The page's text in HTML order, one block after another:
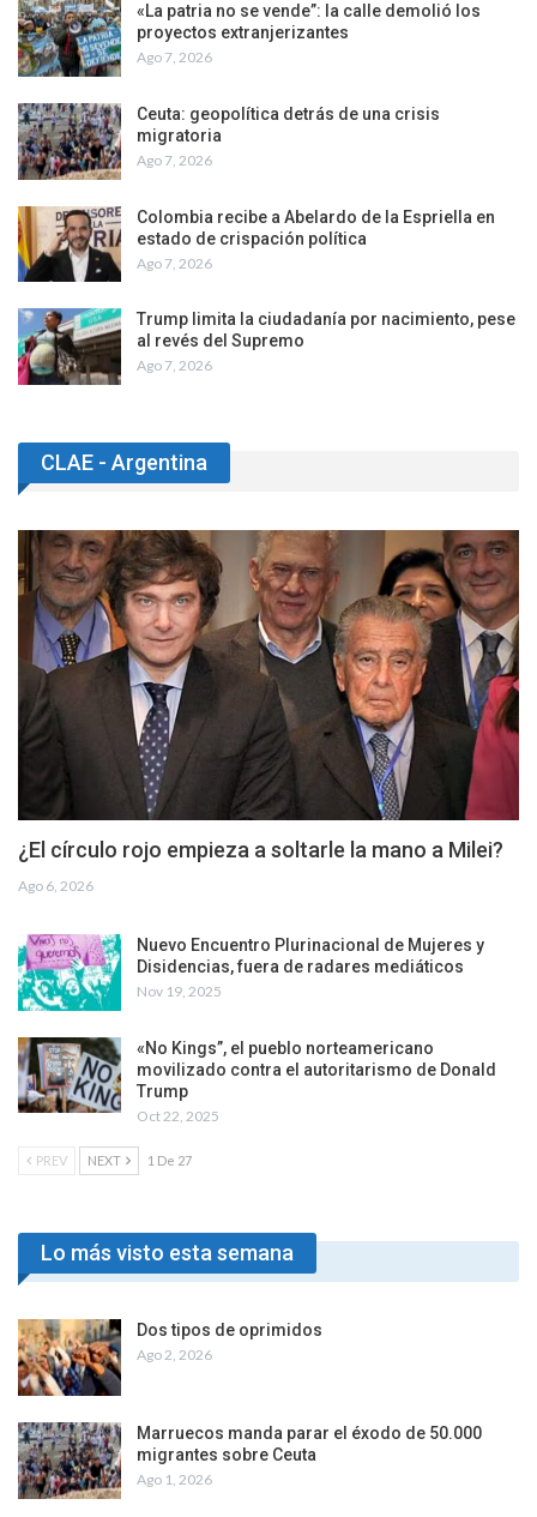
«La patria no se vende”: la calle demolió los
proyectos extranjerizantes
Ago 7, 2026
Ceuta: geopolítica detrás de una crisis
migratoria
Ago 7, 2026
Colombia recibe a Abelardo de la Espriella en
estado de crispación política
Ago 7, 2026
Trump limita la ciudadanía por nacimiento, pese
al revés del Supremo
Ago 7, 2026
CLAE - Argentina
¿El círculo rojo empieza a soltarle la mano a Milei?
Ago 6, 2026
Nuevo Encuentro Plurinacional de Mujeres y
Disidencias, fuera de radares mediáticos
Nov 19, 2025
«No Kings”, el pueblo norteamericano
movilizado contra el autoritarismo de Donald
Trump
Oct 22, 2025
PREV NEXT 1 De 27
Lo más visto esta semana
Dos tipos de oprimidos
Ago 2, 2026
Marruecos manda parar el éxodo de 50.000
migrantes sobre Ceuta
Ago 1, 2026